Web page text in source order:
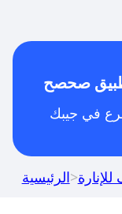
صحصح
في جيبك
الرئيسية>